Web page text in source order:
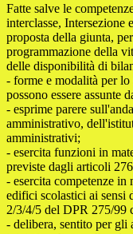
Fatte salve le
interclasse, Intersezione
proposta della giunta,
programmazione della
delle disponibilità di
- forme e modalità per
possono essere assunte
- esprime parere
amministrativo,
amministrativi;
- esercita funzioni in
previste dagli articoli
- esercita competenze in
edifici scolastici ai sensi
2/3/4/5 del DPR 275/99
- delibera, sentito per